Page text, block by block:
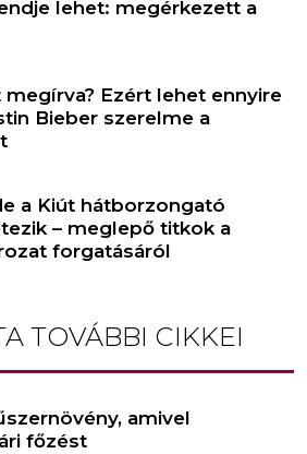
lehet: megérkezett a
Ezért lehet ennyire
Bieber szerelme a
a Kiút hátborzongató
– meglepő titkok a
forgatásáról
TOVÁBBI CIKKEI
amivel
főzést